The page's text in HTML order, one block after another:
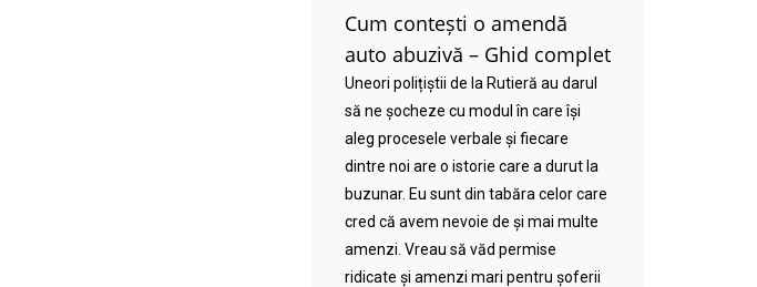
Cum contești o amendă
auto abuzivă – Ghid complet
Uneori polițiștii de la Rutieră au darul
să ne șocheze cu modul în care își
aleg procesele verbale și fiecare
dintre noi are o istorie care a durut la
buzunar. Eu sunt din tabăra celor care
cred că avem nevoie de și mai multe
amenzi. Vreau să văd permise
ridicate și amenzi mari pentru șoferii